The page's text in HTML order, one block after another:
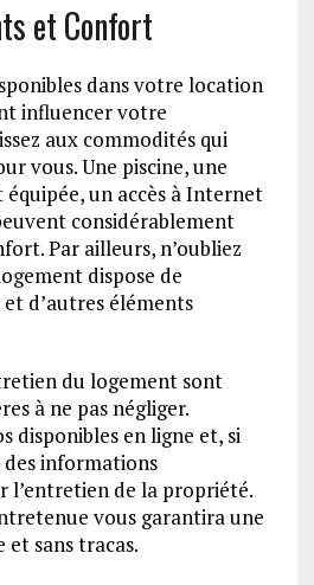
et Confort
dans votre location
influencer votre
aux commodités qui
vous. Une piscine, une
un accès à Internet
considérablement
Par ailleurs, n’oubliez
dispose de
d’autres éléments
du logement sont
à ne pas négliger.
disponibles en ligne et, si
des informations
l’entretien de la propriété.
vous garantira une
et sans tracas.